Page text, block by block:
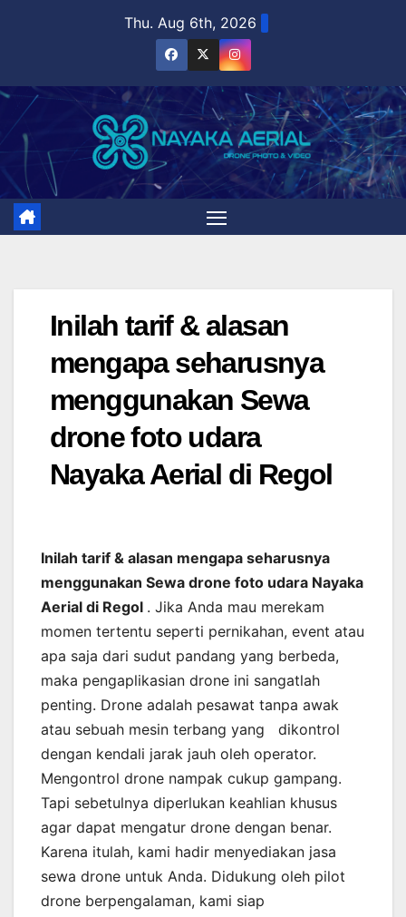
Thu. Aug 6th, 2026
Inilah tarif & alasan
mengapa seharusnya
menggunakan Sewa
drone foto udara
Nayaka Aerial di Regol
Inilah tarif & alasan mengapa seharusnya
menggunakan Sewa drone foto udara Nayaka
Aerial di Regol . Jika Anda mau merekam
momen tertentu seperti pernikahan, event atau
apa saja dari sudut pandang yang berbeda,
maka pengaplikasian drone ini sangatlah
penting. Drone adalah pesawat tanpa awak
atau sebuah mesin terbang yang dikontrol
dengan kendali jarak jauh oleh operator.
Mengontrol drone nampak cukup gampang.
Tapi sebetulnya diperlukan keahlian khusus
agar dapat mengatur drone dengan benar.
Karena itulah, kami hadir menyediakan jasa
sewa drone untuk Anda. Didukung oleh pilot
drone berpengalaman, kami siap